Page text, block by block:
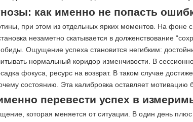
как именно не попасть
при этом из отдельных ярких моментов. На фоне
незаметно скатывается в долженствование
Ощущение успеха становится негибким:
нормальный коридор изменчивости. В
фокуса, ресурс на возврат. В таком случае
состоянию. Эта калибровка оставляет
перевести успех в
которая меняется от ситуации. В один день